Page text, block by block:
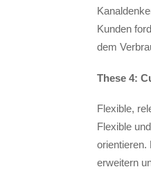
Kunden
dem
These 4:
Flexible,
Flexible
orientieren.
erweitern